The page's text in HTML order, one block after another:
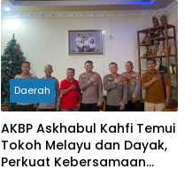
Daerah
AKBP Askhabul Kahfi Temui
Tokoh Melayu dan Dayak,
Perkuat Kebersamaan